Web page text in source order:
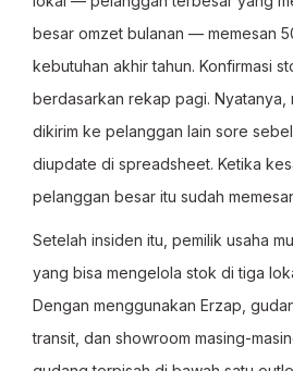
besar omzet bulanan — memesan
kebutuhan akhir tahun. Konfirmasi
berdasarkan rekap pagi. Nyatanya,
dikirim ke pelanggan lain sore
diupdate di spreadsheet. Ketika
pelanggan besar itu sudah
Setelah insiden itu, pemilik usaha
yang bisa mengelola stok di tiga
Dengan menggunakan Erzap,
transit, dan showroom masing-